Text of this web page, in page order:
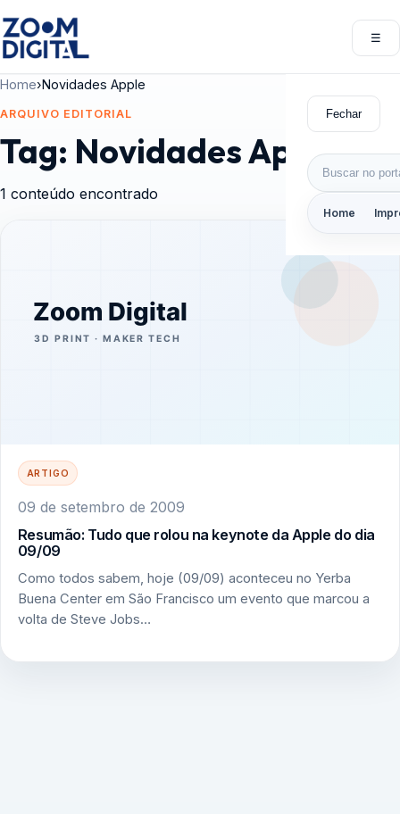
☰
Fechar
Buscar por:
Home
Home›Novidades Apple
ARQUIVO EDITORIAL
Tag: Novidades Apple
1 conteúdo encontrado
ARTIGO
09 de setembro de 2009
Resumão: Tudo que rolou na keynote da Apple do dia
09/09
Como todos sabem, hoje (09/09) aconteceu no Yerba
Buena Center em São Francisco um evento que marcou a
volta de Steve Jobs…